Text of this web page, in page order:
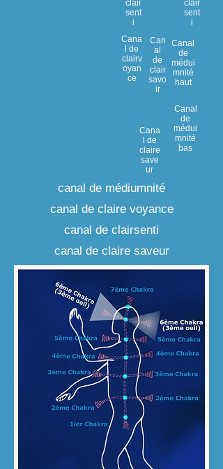
clair
sent
i
clair
sent
i
Cana
l de
clairv
oyan
ce
Can
al
de
clair
savo
ir
Canal
de
médui
mnité
haut
Cana
l de
claire
save
ur
Canal
de
médui
mnité
bas
canal de médiumnité
canal de claire voyance
canal de clairsenti
canal de claire saveur